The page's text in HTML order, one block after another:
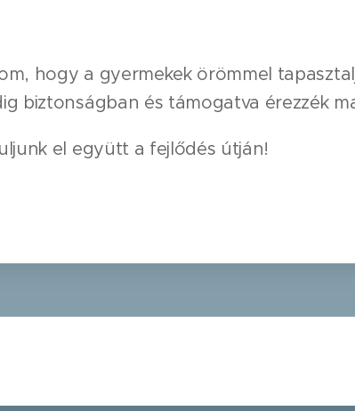
hogy a gyermekek örömmel
biztonságban és támogatva érezzék
el együtt a fejlődés útján!